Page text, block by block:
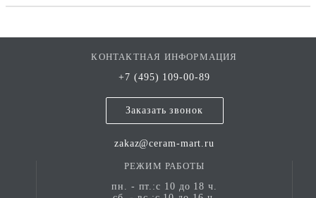
КОНТАКТНАЯ ИНФОРМАЦИЯ
+7 (495) 109-00-89
Заказать звонок
zakaz@ceram-mart.ru
РЕЖИМ РАБОТЫ
пн. - пт.:с 10 до 18 ч.